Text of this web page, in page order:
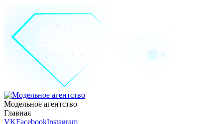
Модельное агентство
Главная
VKFacebookInstagram